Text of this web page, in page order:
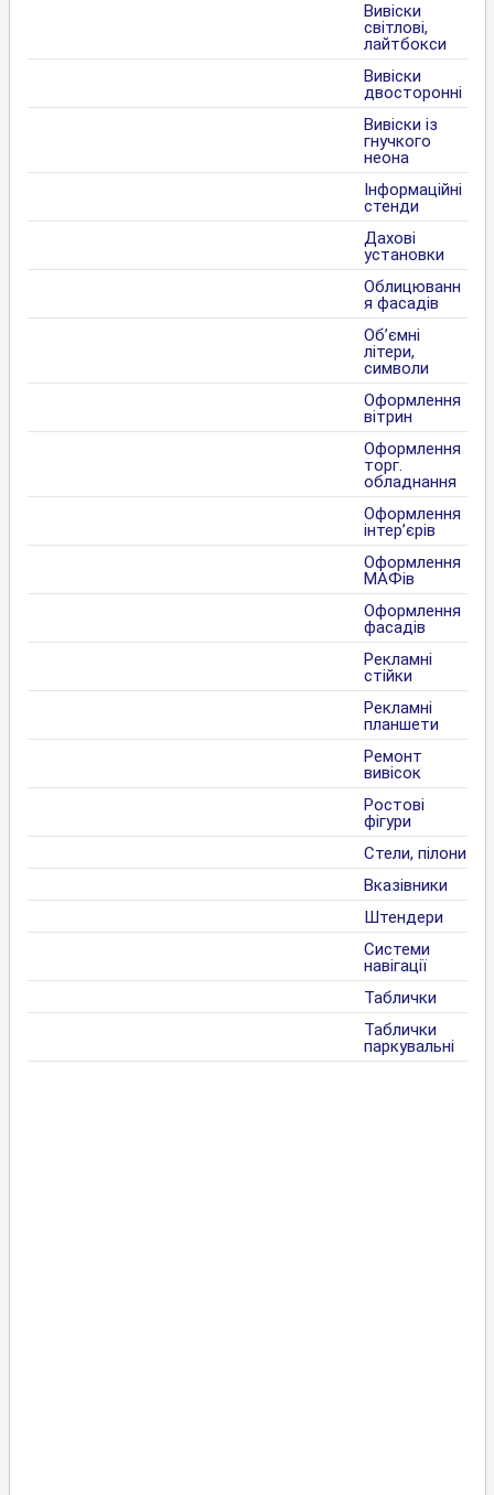
Вивіски
світлові,
лайтбокси
Вивіски
двосторонні
Вивіски із
гнучкого
неона
Інформаційні
стенди
Дахові
установки
Облицюванн
я фасадів
Об’ємні
літери,
символи
Оформлення
вітрин
Оформлення
торг.
обладнання
Оформлення
інтер’єрів
Оформлення
МАФів
Оформлення
фасадів
Рекламні
стійки
Рекламні
планшети
Ремонт
вивісок
Ростові
фігури
Стели, пілони
Вказівники
Штендери
Системи
навігації
Таблички
Таблички
паркувальні